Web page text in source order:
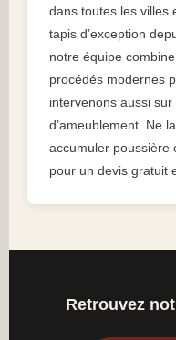
dans toutes les villes
tapis d’exception
notre équipe
procédés modernes
intervenons aussi
d’ameublement. Ne
accumuler poussière
pour un devis gratuit
Retrouvez